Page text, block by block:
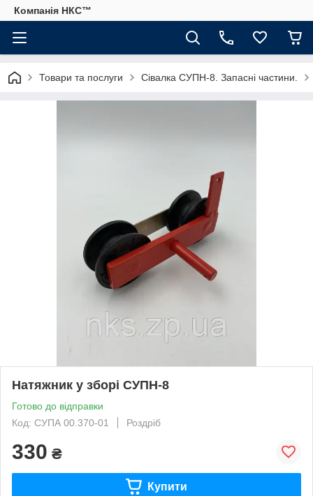
Компанія НКС™
Товари та послуги Сівалка СУПН-8. Запасні частини.
Натяжник у зборі СУПН-8
Готово до відправки
Код: СУПА 00.370-01
Роздріб
330 ₴
Купити